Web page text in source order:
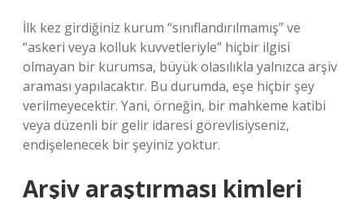
İlk kez girdiğiniz kurum “sınıflandırılmamış” ve
“askeri veya kolluk kuvvetleriyle” hiçbir ilgisi
olmayan bir kurumsa, büyük olasılıkla yalnızca arşiv
araması yapılacaktır. Bu durumda, eşe hiçbir şey
verilmeyecektir. Yani, örneğin, bir mahkeme katibi
veya düzenli bir gelir idaresi görevlisiyseniz,
endişelenecek bir şeyiniz yoktur.
Arşiv araştırması kimleri